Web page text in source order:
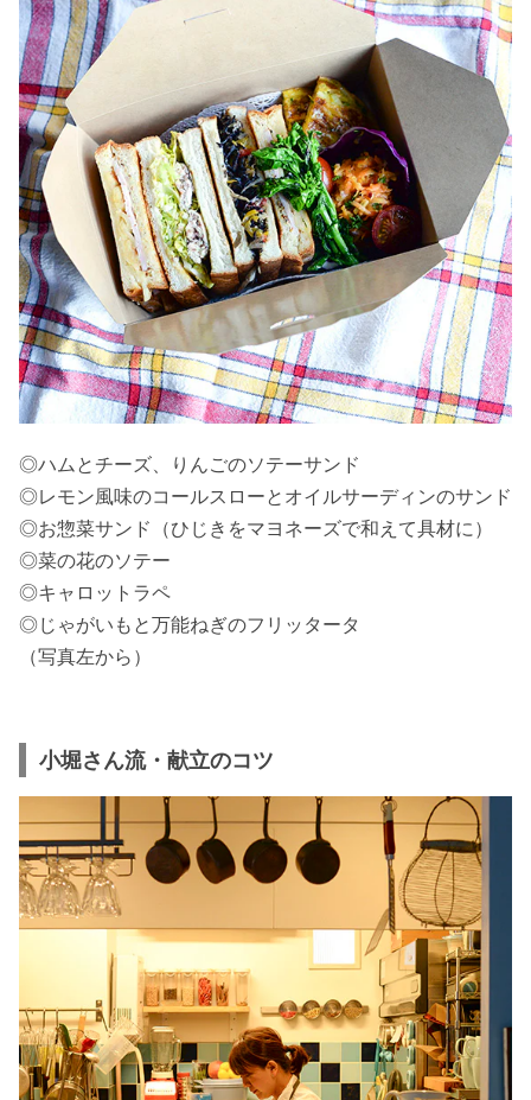
◎ハムとチーズ、りんごのソテーサンド
◎レモン風味のコールスローとオイルサーディンのサンド
◎お惣菜サンド（ひじきをマヨネーズで和えて具材に）
◎菜の花のソテー
◎キャロットラペ
◎じゃがいもと万能ねぎのフリッタータ
（写真左から）
小堀さん流・献立のコツ